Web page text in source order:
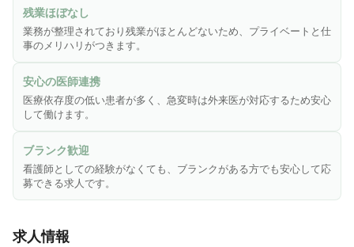
【幅広い診療科目と専門性】
内科、循環器科、整形外科、皮膚科の診療科目に加え、CT、
エコー(予約制)を備え、読影も担当医と専門医のダブルチェッ
クを行っています。また、医療療養型病棟と介護医療院各54
床の入院設備を備え、治療から回復まで一貫した医療を提供
しています。
【地域密着型の医療サポートの提供】
正周会は「地域に根ざした医療と温もりの介護」を理念に掲
げ、地域の皆さまの健康と生活を支えています。外来診療に
加え、リハビリテーションやデイケアなど、在宅される皆さ
まの健康維持にも注力しています。地域密着型の医療機関と
る医療サポートを提供します
残業ほぼなし
業務が整理されており残業がほとんどないため、プライベートと仕
事のメリハリがつきます。
安心の医師連携
医療依存度の低い患者が多く、急変時は外来医が対応するため安心
して働けます。
ブランク歓迎
看護師としての経験がなくても、ブランクがある方でも安心して応
募できる求人です。
求人情報